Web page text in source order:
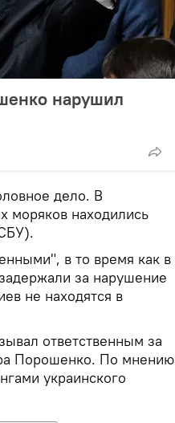
нарушил
дело. В
моряков находились
в то время как в
за нарушение
не находятся в
ответственным за
Порошенко. По мнению
украинского